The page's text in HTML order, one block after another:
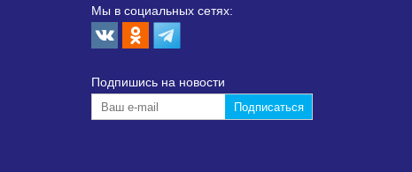
Мы в социальных сетях:
Подпишиcь на новости